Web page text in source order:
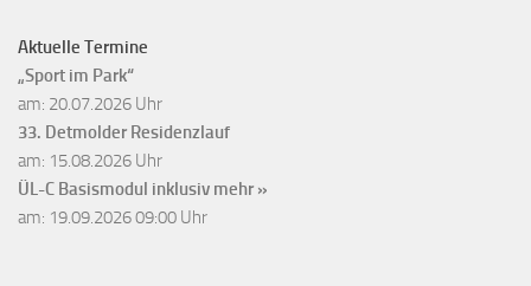
Aktuelle Termine
„Sport im Park“
am: 20.07.2026 Uhr
33. Detmolder Residenzlauf
am: 15.08.2026 Uhr
ÜL-C Basismodul inklusiv mehr »
am: 19.09.2026 09:00 Uhr